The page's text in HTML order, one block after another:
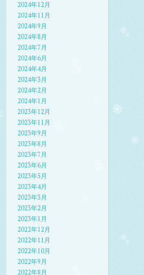
2024年12月
2024年11月
2024年9月
2024年8月
2024年7月
2024年6月
2024年4月
2024年3月
2024年2月
2024年1月
2023年12月
2023年11月
2023年9月
2023年8月
2023年7月
2023年6月
2023年5月
2023年4月
2023年3月
2023年2月
2023年1月
2022年12月
2022年11月
2022年10月
2022年9月
2022年8月